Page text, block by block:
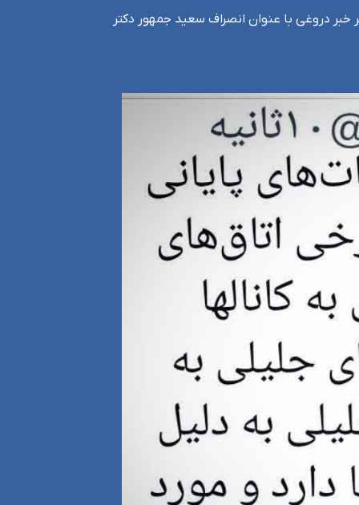
نشر خبر دروغی با عنوان انصراف سعید جمهور دکتر